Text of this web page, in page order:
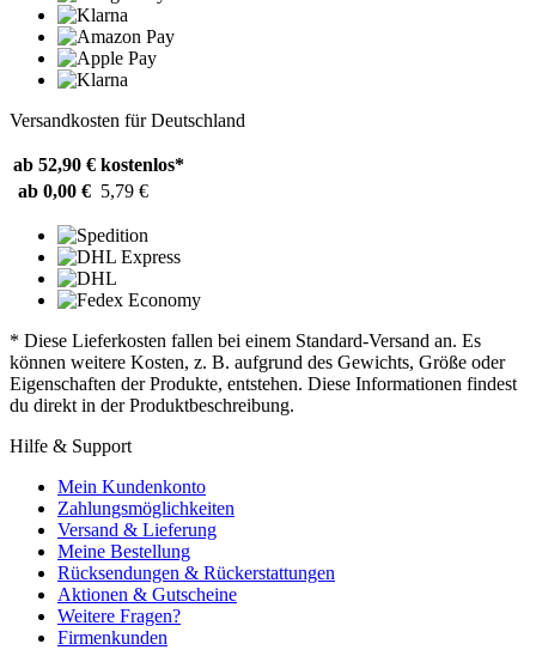
Versandkosten für Deutschland
ab 52,90 € kostenlos*
ab 0,00 € 5,79 €
* Diese Lieferkosten fallen bei einem Standard-Versand an. Es
können weitere Kosten, z. B. aufgrund des Gewichts, Größe oder
Eigenschaften der Produkte, entstehen. Diese Informationen findest
du direkt in der Produktbeschreibung.
Hilfe & Support
Mein Kundenkonto
Zahlungsmöglichkeiten
Versand & Lieferung
Meine Bestellung
Rücksendungen & Rückerstattungen
Aktionen & Gutscheine
Weitere Fragen?
Firmenkunden